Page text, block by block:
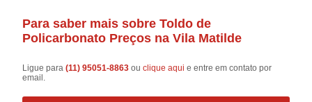
Para saber mais sobre Toldo de
Policarbonato Preços na Vila Matilde
Ligue para(11) 95051-8863ouclique aqui e entre em contato por
email.